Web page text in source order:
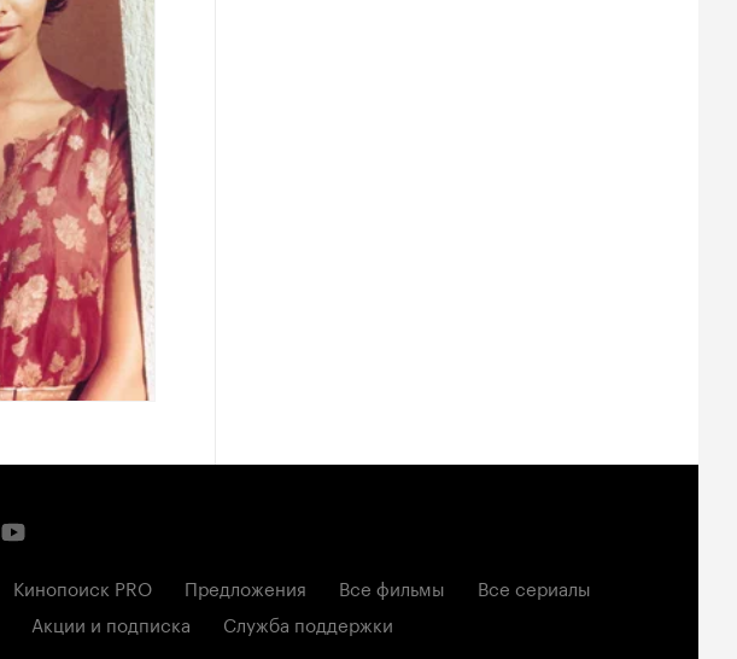
Кинопоиск PRO Предложения Все фильмы
Все сериалы
Акции и подписка Служба поддержки